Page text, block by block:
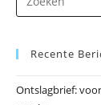
Recente
Ontslagbrief: